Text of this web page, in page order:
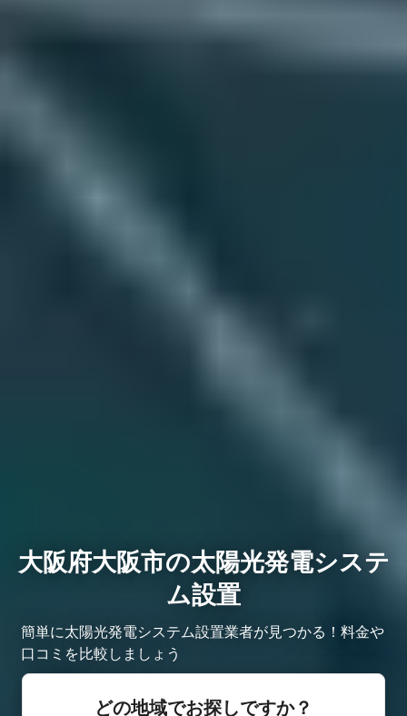
大阪府大阪市の太陽光発電システ
ム設置
簡単に太陽光発電システム設置業者が見つかる！料金や
口コミを比較しましょう
どの地域でお探しですか？